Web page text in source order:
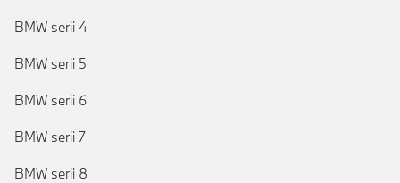
BMW serii 4
BMW serii 5
BMW serii 6
BMW serii 7
BMW serii 8